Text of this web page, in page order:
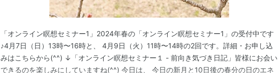
「オンライン瞑想セミナー1」2024年春の「オンライン瞑想セミナー1」の受付中です
♪4月7日（日）13時〜16時と、 4月9日（火）11時〜14時の2回です。詳細・お申し込
みはこちらから(^^) ↓「オンライン瞑想セミナー１ - 前向き気づき日記」皆様にお会い
できるのを楽しみにしていますね(^^) 今日は、 今日の新月と10日後の春分の日のエネ